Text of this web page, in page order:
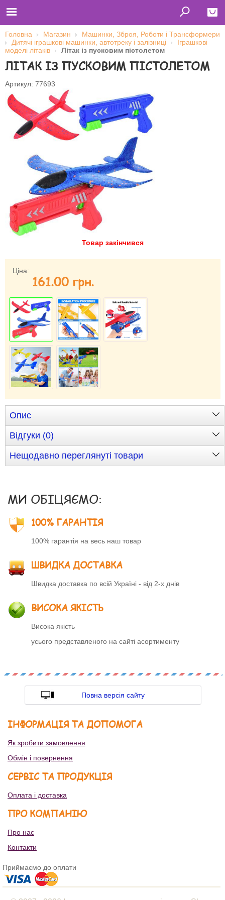
Close
Главная
Футболки
Толстовки (кенгурушки)
Свитшоты
Лонгсливы
Бейсболки
Ветровки
Оплата и доставка
О нас
Сотрудничество
Ім'я користувача
Запам'ятати мене
Зареєструватися
Головна Магазин
Машинки, Зброя, Роботи і Трансформери
Дитячі іграшкові машинки, автотреку і залізниці
Іграшкові
моделі літаків
Літак із пусковим пістолетом
ЛІТАК ІЗ ПУСКОВИМ ПІСТОЛЕТОМ
Артикул: 77693
Товар закінчився
Ціна:
161.00 грн.
Опис
Відгуки (0)
Нещодавно переглянуті товари
МИ ОБІЦЯЄМО:
100% ГАРАНТІЯ
100% гарантія на весь наш товар
ШВИДКА ДОСТАВКА
Швидка доставка по всій Україні - від 2-х днів
ВИСОКА ЯКІСТЬ
Висока якість
усього представленого на сайті асортименту
Повна версія сайту
ІНФОРМАЦІЯ ТА ДОПОМОГА
Як зробити замовлення
Обмін і повернення
СЕРВІС ТА ПРОДУКЦІЯ
Оплата і доставка
ПРО КОМПАНІЮ
Про нас
Контакти
Приймаємо до оплати